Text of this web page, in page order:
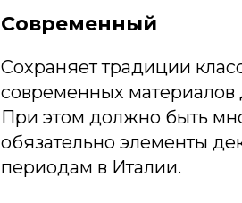
Современный
Сохраняет традиции
современных материалов
При этом должно быть
обязательно элементы
периодам в Италии.